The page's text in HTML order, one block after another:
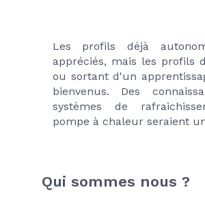
Les profils déjà
appréciés, mais les profils
ou sortant d'un
bienvenus. Des
systèmes de
pompe à chaleur seraient
Qui sommes nous ?